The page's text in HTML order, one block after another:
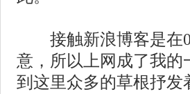
接触新浪博客是在
意，所以上网成了我
到这里众多的草根抒